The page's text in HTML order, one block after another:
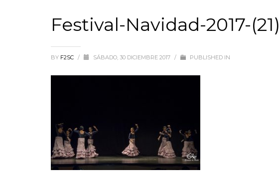
Festival-Navidad-2017-(21)
BY F2SC / SÁBADO, 30 DICIEMBRE 2017 / PUBLISHED IN